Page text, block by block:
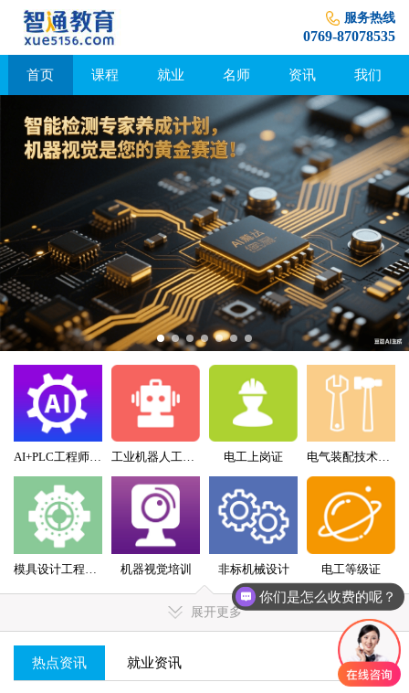
服务热线
0769-87078535
首页 课程 就业 名师 资讯 我们
AI+PLC工程师实战班 工业机器人工程师班 电工上岗证 电气装配技术员（配盘）特训班
机器视觉培训 非标机械设计 电工等级证
展开更多
MORE+
热点资讯 就业资讯
你们是怎么收费的呢？